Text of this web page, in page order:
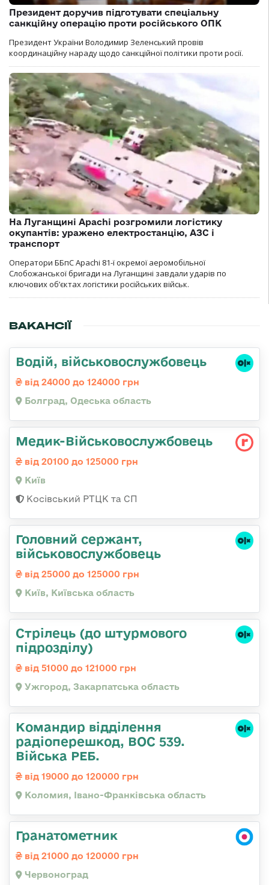
Президент доручив підготувати спеціальну
санкційну операцію проти російського ОПК
Президент України Володимир Зеленський провів
координаційну нараду щодо санкційної політики проти росії.
На Луганщині Apachi розгромили логістику
окупантів: уражено електростанцію, АЗС і
транспорт
Оператори ББпС Apachi 81-ї окремої аеромобільної
Слобожанської бригади на Луганщині завдали ударів по
ключових об’єктах логістики російських військ.
ВАКАНСІЇ
Водій, військовослужбовець
від 24000 до 124000 грн
Болград, Одеська область
Медик-Військовослужбовець
від 20100 до 125000 грн
Київ
Косівський РТЦК та СП
Головний сержант,
військовослужбовець
від 25000 до 125000 грн
Київ, Київська область
Стрілець (до штурмового
підрозділу)
від 51000 до 121000 грн
Ужгород, Закарпатська область
Командир відділення
радіоперешкод, ВОС 539.
Війська РЕБ.
від 19000 до 120000 грн
Коломия, Івано-Франківська область
Гранатометник
від 21000 до 120000 грн
Червоноград